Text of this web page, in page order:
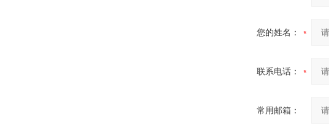
您的姓名：
联系电话：
常用邮箱：